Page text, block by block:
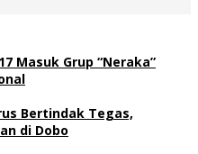
Masuk Grup “Neraka”
Bertindak Tegas,
di Dobo